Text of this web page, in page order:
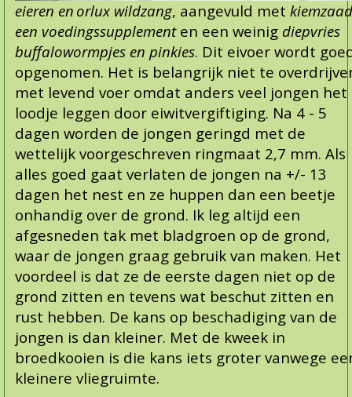
eieren en orlux wildzang, aangevuld met kiemzaad
een voedingssupplementen een weinig diepvries
buffalowormpjes en pinkies. Dit eivoer wordt
opgenomen. Het is belangrijk niet te
met levend voer omdat anders veel jongen het
loodje leggen door eiwitvergiftiging. Na 4 - 5
dagen worden de jongen geringd met de
wettelijk voorgeschreven ringmaat 2,7 mm. Als
alles goed gaat verlaten de jongen na +/- 13
dagen het nest en ze huppen dan een beetje
onhandig over de grond. Ik leg altijd een
afgesneden tak met bladgroen op de grond,
waar de jongen graag gebruik van maken. Het
voordeel is dat ze de eerste dagen niet op de
grond zitten en tevens wat beschut zitten en
rust hebben. De kans op beschadiging van de
jongen is dan kleiner. Met de kweek in
broedkooien is die kans iets groter vanwege
kleinere vliegruimte.